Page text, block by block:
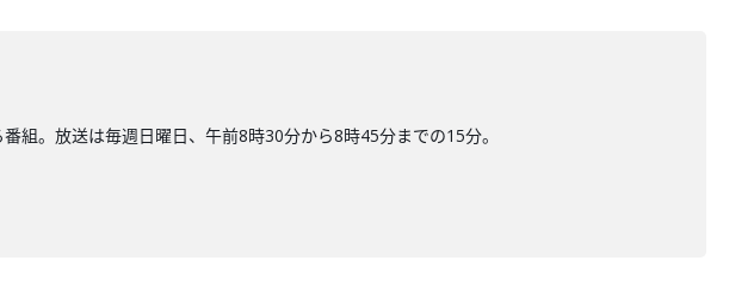
組。放送は毎週日曜日、午前8時30分から8時45分までの15分。